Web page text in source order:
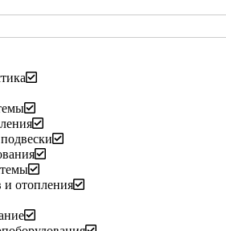
и отопления